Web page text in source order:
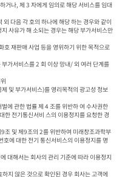
사유가 해 소되는 경우는 해당 부가서비스만
한 전기통신서비 스의 이용정지를 요청한 경
에 대한 전기 통신서비스의 이용정지를 명